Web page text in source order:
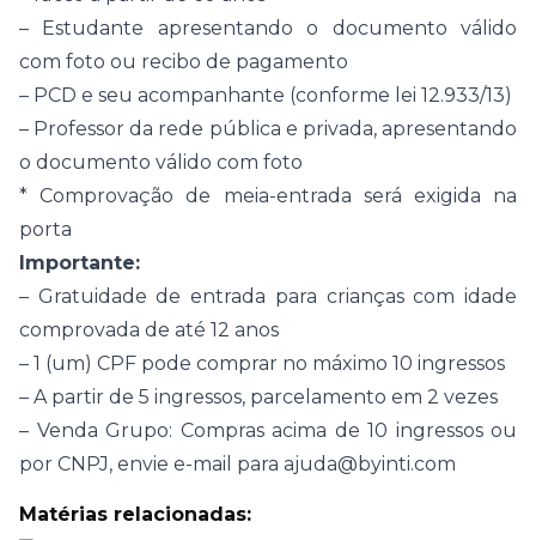
– Estudante apresentando o documento válido
com foto ou recibo de pagamento
– PCD e seu acompanhante (conforme lei 12.933/13)
– Professor da rede pública e privada, apresentando
o documento válido com foto
* Comprovação de meia-entrada será exigida na
porta
Importante:
– Gratuidade de entrada para crianças com idade
comprovada de até 12 anos
– 1 (um) CPF pode comprar no máximo 10 ingressos
– A partir de 5 ingressos, parcelamento em 2 vezes
– Venda Grupo: Compras acima de 10 ingressos ou
por CNPJ, envie e-mail para ajuda@byinti.com
Matérias relacionadas: